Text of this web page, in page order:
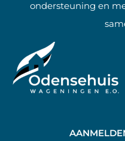
ondersteuning en